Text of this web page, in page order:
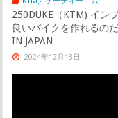
250DUKE（KTM) イン
良いバイクを作れるの
IN JAPAN
2024年12月13日